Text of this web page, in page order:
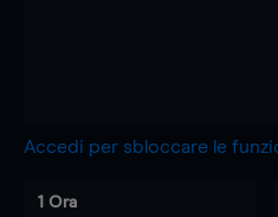
Accedi per sbloccare le
1 Ora